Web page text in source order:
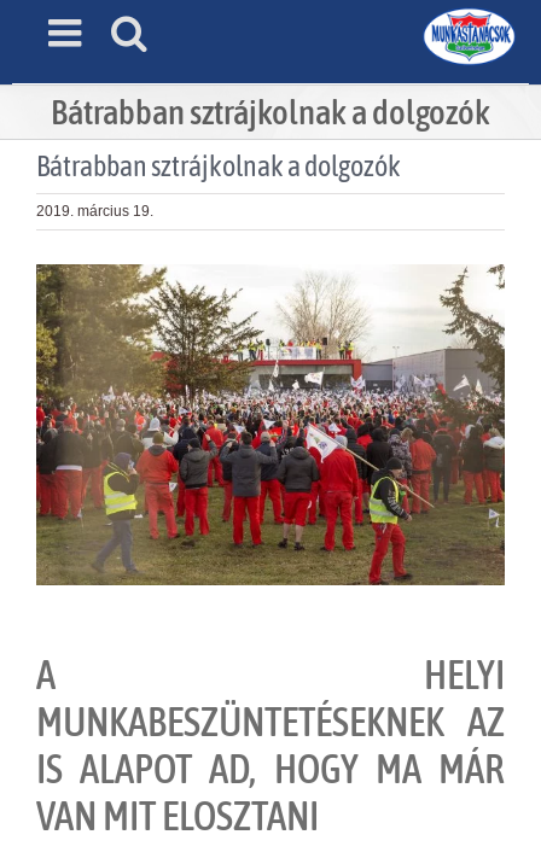
Bátrabban sztrájkolnak a dolgozók
Bátrabban sztrájkolnak a dolgozók
2019. március 19.
View
Larger
Image
A HELYI
MUNKABESZÜNTETÉSEKNEK AZ
IS ALAPOT AD, HOGY MA MÁR
VAN MIT ELOSZTANI